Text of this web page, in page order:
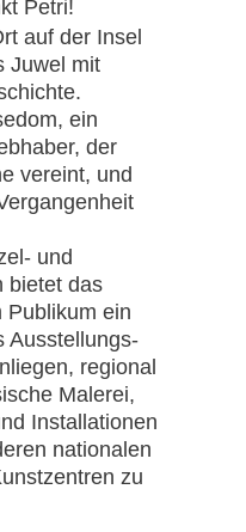
Petri!
auf der Insel
Juwel mit
ein
der
vereint, und
und
bietet das
Publikum ein
Aus­stel­lungs­
regional
Malerei,
Installationen
nationalen
zu